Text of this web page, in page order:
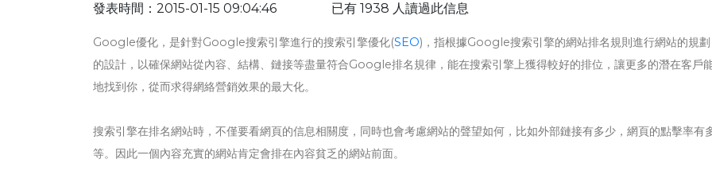
發表時間：2015-01-15 09:04:46 已有 1938 人讀過此信息
Google優化，是針對Google搜索引擎進行的搜索引擎優化(SEO)，指根據Google搜索引擎的網站排名規則進行網站的規
的設計，以確保網站從內容、結構、鏈接等盡量符合Google排名規律，能在搜索引擎上獲得較好的排位，讓更多的潛在客戶
地找到你，從而求得網絡營銷效果的最大化。
搜索引擎在排名網站時，不僅要看網頁的信息相關度，同時也會考慮網站的聲望如何，比如外部鏈接有多少，網頁的點擊率有
等。因此一個內容充實的網站肯定會排在內容貧乏的網站前面。